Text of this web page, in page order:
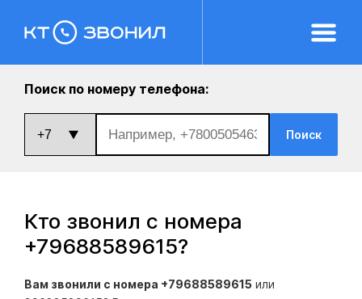
Поиск по номеру телефона:
Поиск
Кто звонил с номера
+79688589615?
Вам звонили с номера +79688589615 или